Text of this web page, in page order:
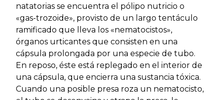
natatorias se encuentra el pólipo nutricio o
«gas-trozoide», provisto de un largo tentáculo
ramificado que lleva los «nematocistos»,
órganos urticantes que consisten en una
cápsula prolongada por una especie de tubo.
En reposo, éste está replegado en el interior de
una cápsula, que encierra una sustancia tóxica.
Cuando una posible presa roza un nematocisto,